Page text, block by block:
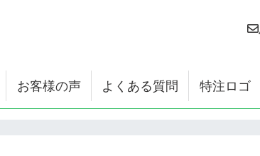
お客様の声 よくある質問 特注ロゴ